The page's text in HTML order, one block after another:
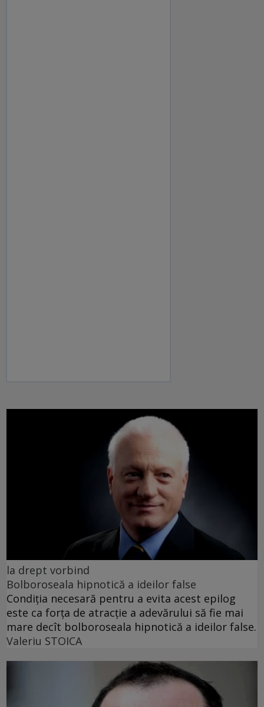
la drept vorbind
Bolboroseala hipnotică a ideilor false
Condiția necesară pentru a evita acest epilog
este ca forța de atracție a adevărului să fie mai
mare decît bolboroseala hipnotică a ideilor false.
Valeriu STOICA